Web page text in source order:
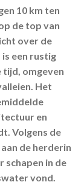
10 km ten
de top van
over de
een rustig
tijd, omgeven
Het
en
Volgens de
de herderin
schapen in de
vond.